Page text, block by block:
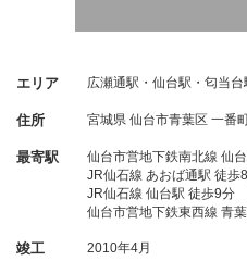
エリア 広瀬通駅・仙台駅・匂当台
住所 宮城県 仙台市青葉区 一番
最寄駅
仙台市営地下鉄南北線 仙
JR仙石線 あおば通駅 徒歩
JR仙石線 仙台駅 徒歩9分
仙台市営地下鉄東西線 青
竣工 2010年4月